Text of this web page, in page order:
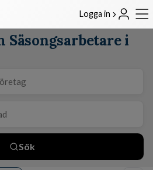
Logga in
Säsongsarbetare i
Sök